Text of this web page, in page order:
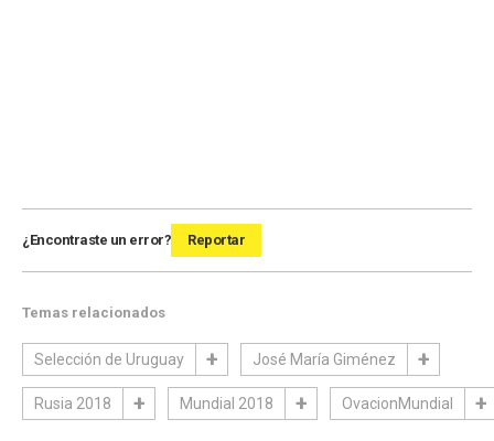
¿Encontraste un error? Reportar
Temas relacionados
Selección de Uruguay José María Giménez
Rusia 2018 Mundial 2018 OvacionMundial